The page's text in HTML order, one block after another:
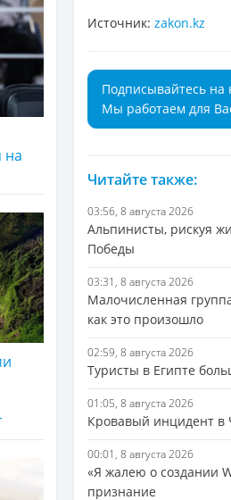
Источник: zakon.kz
Подписывайтесь на
Мы работаем для
Читайте также:
03:56, 8 августа 2026
Альпинисты, рискуя
Победы
03:31, 8 августа 2026
Малочисленная
как это произошло
02:59, 8 августа 2026
Туристы в Египте
01:05, 8 августа 2026
Кровавый инцидент
00:01, 8 августа 2026
«Я жалею о создании
признание
на